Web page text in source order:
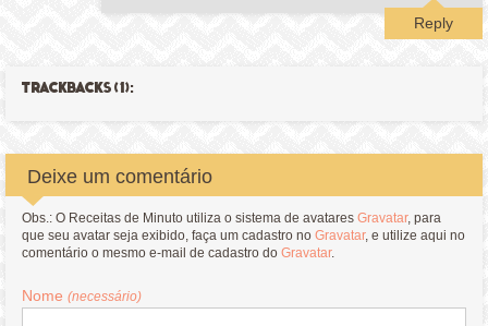
Reply
TRACKBACKS (1):
Deixe um comentário
Obs.: O Receitas de Minuto utiliza o sistema de avataresGravatar, para
que seu avatar seja exibido, faça um cadastro noGravatar, e utilize aqui no
comentário o mesmo e-mail de cadastro doGravatar.
Nome(necessário)